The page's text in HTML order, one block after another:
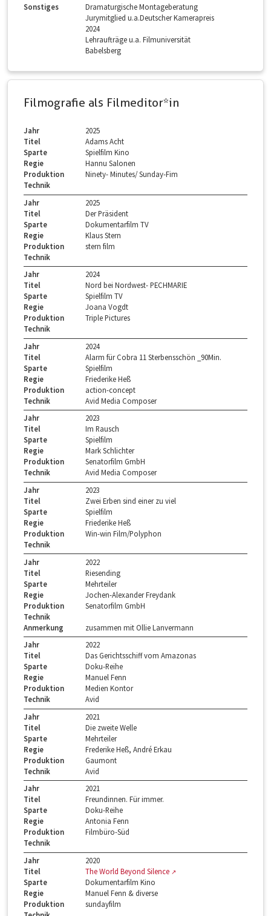
Sonstiges
Dramaturgische Montageberatung
Jurymitglied u.a.Deutscher Kamerapreis
2024
Lehraufträge u.a. Filmuniversität
Babelsberg
Filmografie als Filmeditor*in
Jahr
2025
Titel
Adams Acht
Sparte
Spielfilm Kino
Regie
Hannu Salonen
Produktion
Ninety- Minutes/ Sunday-Fim
Technik
Jahr
2025
Titel
Der Präsident
Sparte
Dokumentarfilm TV
Regie
Klaus Stern
Produktion
stern film
Technik
Jahr
2024
Titel
Nord bei Nordwest- PECHMARIE
Sparte
Spielfilm TV
Regie
Joana Vogdt
Produktion
Triple Pictures
Technik
Jahr
2024
Titel
Alarm für Cobra 11 Sterbensschön _90Min.
Sparte
Spielfilm
Regie
Friederike Heß
Produktion
action-concept
Technik
Avid Media Composer
Jahr
2023
Titel
Im Rausch
Sparte
Spielfilm
Regie
Mark Schlichter
Produktion
Senatorfilm GmbH
Technik
Avid Media Composer
Jahr
2023
Titel
Zwei Erben sind einer zu viel
Sparte
Spielfilm
Regie
Friederike Heß
Produktion
Win-win Film/Polyphon
Technik
Jahr
2022
Titel
Riesending
Sparte
Mehrteiler
Regie
Jochen-Alexander Freydank
Produktion
Senatorfilm GmbH
Technik
Anmerkung
zusammen mit Ollie Lanvermann
Jahr
2022
Titel
Das Gerichtsschiff vom Amazonas
Sparte
Doku-Reihe
Regie
Manuel Fenn
Produktion
Medien Kontor
Technik
Avid
Jahr
2021
Titel
Die zweite Welle
Sparte
Mehrteiler
Regie
Frederike Heß, André Erkau
Produktion
Gaumont
Technik
Avid
Jahr
2021
Titel
Freundinnen. Für immer.
Sparte
Doku-Reihe
Regie
Antonia Fenn
Produktion
Filmbüro-Süd
Technik
Jahr
2020
Titel
The World Beyond Silence
Sparte
Dokumentarfilm Kino
Regie
Manuel Fenn & diverse
Produktion
sundayfilm